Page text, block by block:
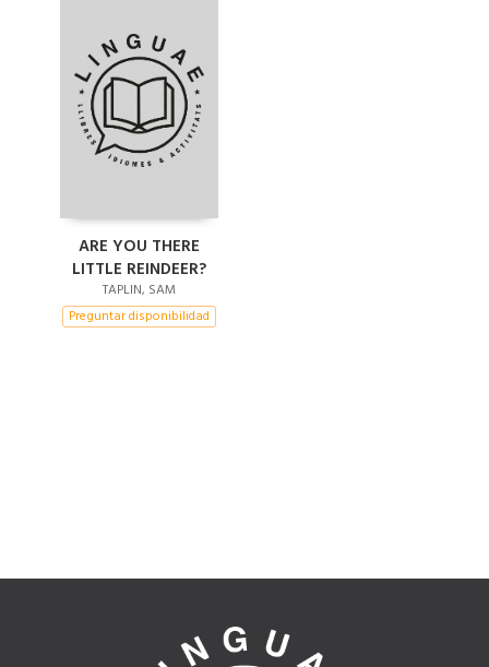
ARE YOU THERE
LITTLE REINDEER?
TAPLIN, SAM
Preguntar disponibilidad